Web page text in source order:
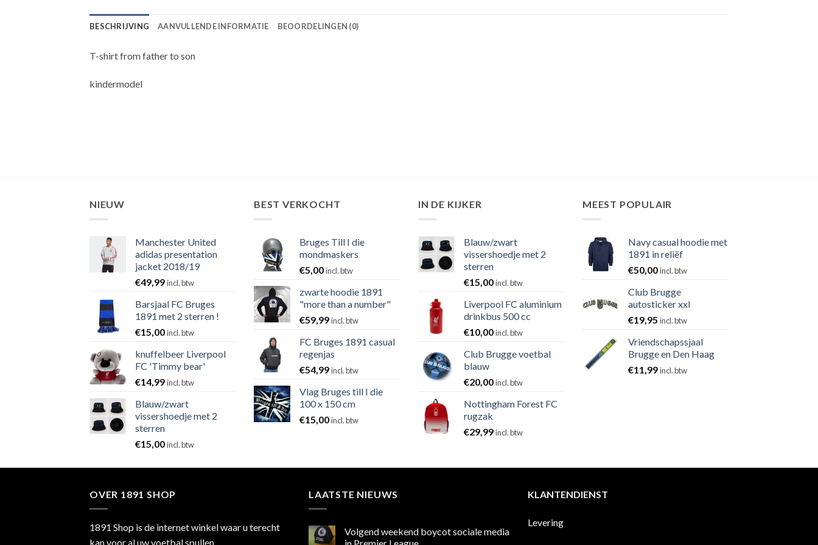
BESCHRIJVING AANVULLENDE INFORMATIE BEOORDELINGEN (0)
T-shirt from father to son
kindermodel
NIEUW
Manchester United
adidas presentation
jacket 2018/19
€49,99incl. btw
Barsjaal FC Bruges
1891 met 2 sterren !
€15,00incl. btw
knuffelbeer Liverpool
FC 'Timmy bear'
€14,99incl. btw
Blauw/zwart
vissershoedje met 2
sterren
€15,00incl. btw
BEST VERKOCHT
Bruges Till I die
mondmaskers
€5,00incl. btw
zwarte hoodie 1891
"more than a number"
€59,99incl. btw
FC Bruges 1891 casual
regenjas
€54,99incl. btw
Vlag Bruges till I die
100 x 150 cm
€15,00incl. btw
IN DE KIJKER
Blauw/zwart
vissershoedje met 2
sterren
€15,00incl. btw
Liverpool FC aluminium
drinkbus 500 cc
€10,00incl. btw
Club Brugge voetbal
blauw
€20,00incl. btw
Nottingham Forest FC
rugzak
€29,99incl. btw
MEEST POPULAIR
Navy casual hoodie met
1891 in reliëf
€50,00incl. btw
Club Brugge
autosticker xxl
€19,95 incl. btw
Vriendschapssjaal
Brugge en Den Haag
€11,99incl. btw
OVER 1891 SHOP
1891 Shop is de internet winkel waar u terecht
kan voor al uw voetbal spullen.
LAATSTE NIEUWS
Volgend weekend boycot sociale media
KLANTENDIENST
Levering